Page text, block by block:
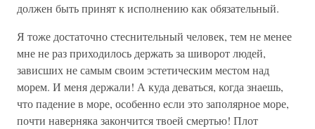
должен быть принят к исполнению как обязательный.
Я тоже достаточно стеснительный человек, тем не менее
мне не раз приходилось держать за шиворот людей,
зависших не самым своим эстетическим местом над
морем. И меня держали! А куда деваться, когда знаешь,
что падение в море, особенно если это заполярное море,
почти наверняка закончится твоей смертью! Плот